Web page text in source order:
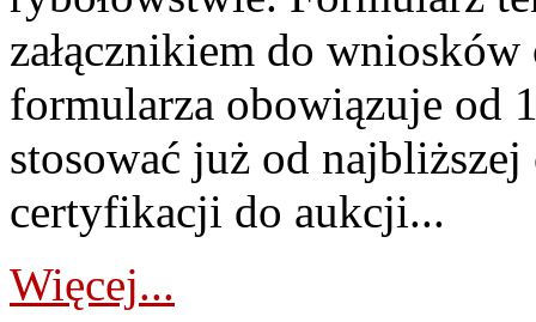
załącznikiem do
formularza obowiązuje od
stosować już od
certyfikacji do aukcji...
Więcej...